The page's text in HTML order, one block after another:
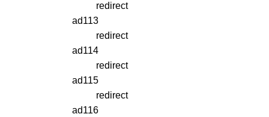
redirect
ad113
redirect
ad114
redirect
ad115
redirect
ad116